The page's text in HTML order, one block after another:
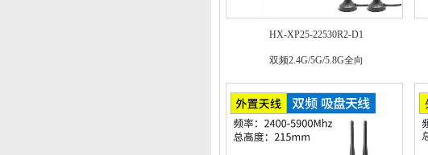
HX-XP25-22530R2-D1
双频2.4G/5G/5.8G全向